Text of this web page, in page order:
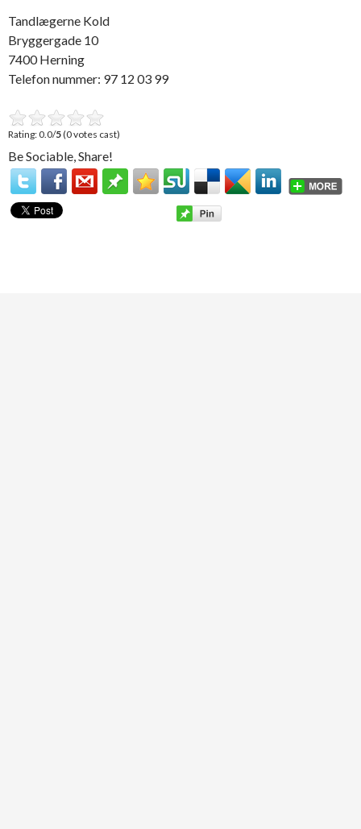
Tandlægerne Kold
Bryggergade 10
7400 Herning
Telefon nummer: 97 12 03 99
Rating: 0.0/5(0 votes cast)
Be Sociable, Share!